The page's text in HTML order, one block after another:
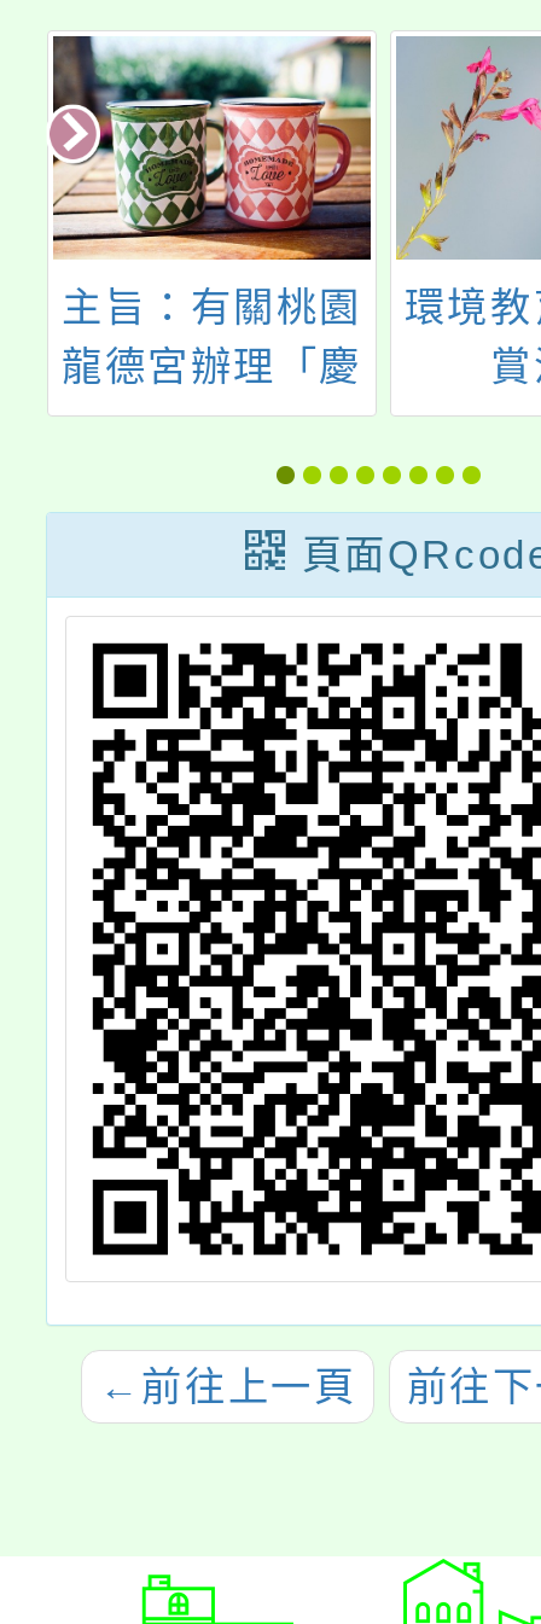
主旨：有關桃園
龍德宮辦理「慶
祝建廟五周年五
朝福醮系列活
動」廟宇之美現
場寫生比賽一
案，請查照。
環境
頁面
← 前往上一頁 前往